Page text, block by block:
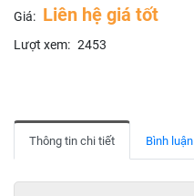
Giá: Liên hệ giá tốt
Lượt xem: 2453
Thông tin chi tiết Bình luận